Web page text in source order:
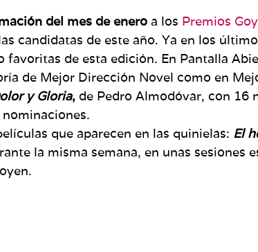
del mes de enero a los Premios
candidatas de este año. Ya en los
de esta edición. En Pantalla
de Mejor Dirección Novel como en
y Gloria, de Pedro Almodóvar, con 16
que aparecen en las quinielas: El
la misma semana, en unas sesiones